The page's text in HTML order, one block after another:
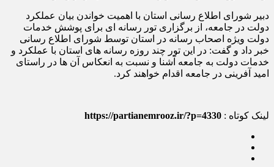
دبیر شورای اطلاع رسانی استان با اهمیت خواندن بیان عملکرد
دولت در جامعه، از برگزاری تور رسانه ای برای پوشش خدمات
دولت ویژه اصحاب رسانه در استان توسط شورای اطلاع رسانی
خبر داد و گفت: در این تور چند روزه رسانه های استان با عملکرد و
خدمات دولت به جامعه آشنا و نسبت به انعکاس آن ها در راستای
امید آفرینی در جامعه اقدام خواهند کرد.
لینک کوتاه : https://partianemrooz.ir/?p=4330